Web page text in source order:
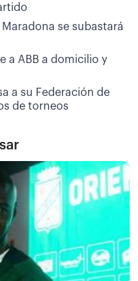
se subastará
a ABB a domicilio y
a su Federación de
de torneos